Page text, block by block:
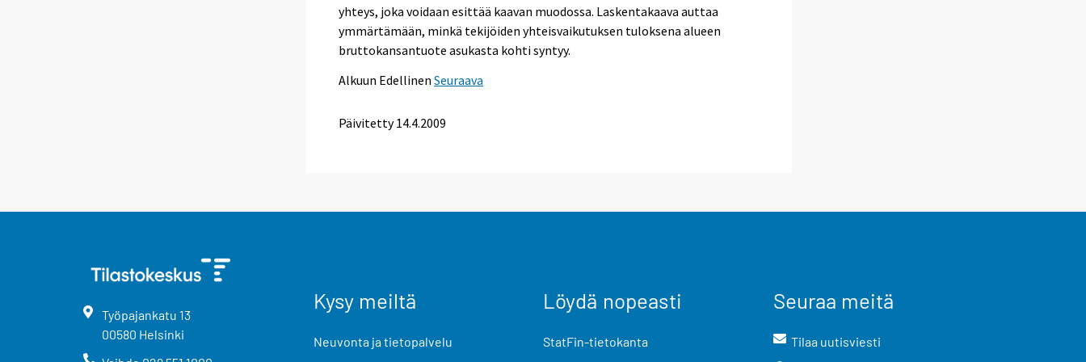
yhteys, joka voidaan esittää kaavan muodossa. Laskentakaava auttaa
ymmärtämään, minkä tekijöiden yhteisvaikutuksen tuloksena alueen
bruttokansantuote asukasta kohti syntyy.
Alkuun Edellinen Seuraava
Päivitetty14.4.2009
Työpajankatu 13
00580 Helsinki
Kysy meiltä
Neuvonta ja tietopalvelu
Löydä nopeasti
StatFin-tietokanta
Seuraa meitä
Tilaa uutisviesti